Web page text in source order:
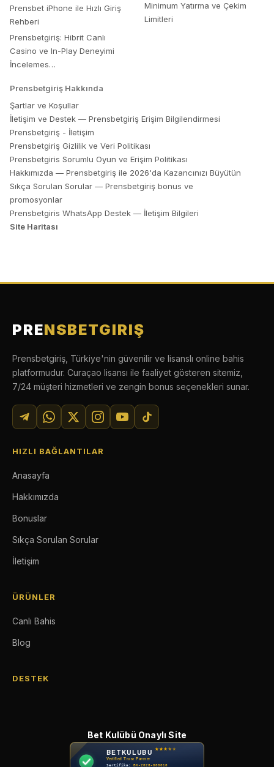
PRENSBETGIRIŞ
Prensbetgiriş, Türkiye'nin güvenilir ve lisanslı online bahis
platformudur. Curaçao lisansı ile faaliyet gösteren sitemiz,
7/24 müşteri hizmetleri ve zengin bonus seçenekleri sunar.
HIZLI BAĞLANTILAR
Anasayfa
Hakkımızda
Bonuslar
Sıkça Sorulan Sorular
İletişim
ÜRÜNLER
Canlı Bahis
Blog
DESTEK
Bet Kulübü Onaylı Site
Prensbet iPhone ile Hızlı Giriş
Rehberi
Prensbetgiriş: Hibrit Canlı
Casino ve In-Play Deneyimi
İncelemes…
Minimum Yatırma ve Çekim
Limitleri
Prensbetgiriş Hakkında
Şartlar ve Koşullar
İletişim ve Destek — Prensbetgiriş Erişim Bilgilendirmesi
Prensbetgiriş - İletişim
Prensbetgiriş Gizlilik ve Veri Politikası
Prensbetgiris Sorumlu Oyun ve Erişim Politikası
Hakkımızda — Prensbetgiriş ile 2026'da Kazancınızı Büyütün
Sıkça Sorulan Sorular — Prensbetgiriş bonus ve
promosyonlar
Prensbetgiris WhatsApp Destek — İletişim Bilgileri
Site Haritası